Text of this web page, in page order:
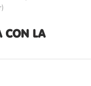
CON LA